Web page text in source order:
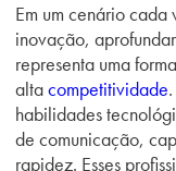
Em um cenário
inovação,
representa uma
altacompetitividade
habilidades
de comunicação,
rapidez. Esses